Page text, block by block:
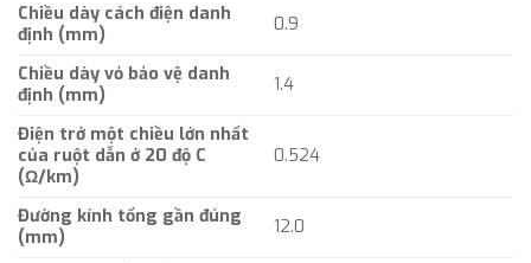
Chiều dày cách điện danh
định (mm)
0.9
Chiều dày vỏ bảo vệ danh
định (mm)
1.4
Điện trở một chiều lớn nhất
của ruột dẫn ở 20 độ C
(Ω/km)
0.524
Đường kính tổng gần đúng
(mm)
12.0